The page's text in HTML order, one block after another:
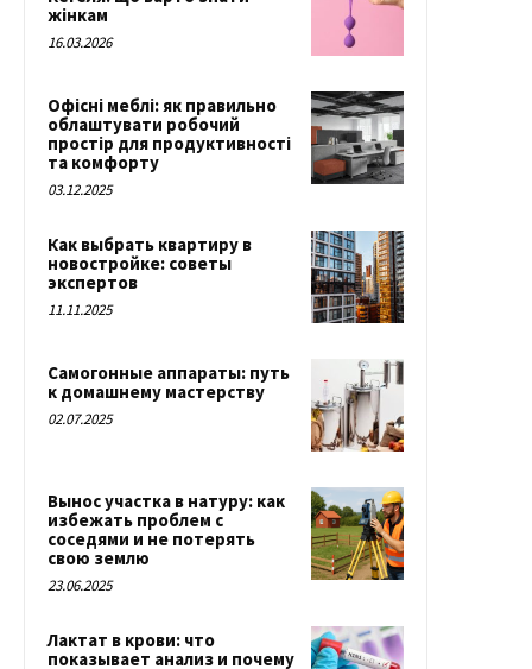
жінкам
16.03.2026
Офісні меблі: як правильно
облаштувати робочий
простір для продуктивності
та комфорту
03.12.2025
Как выбрать квартиру в
новостройке: советы
экспертов
11.11.2025
Самогонные аппараты: путь
к домашнему мастерству
02.07.2025
Вынос участка в натуру: как
избежать проблем с
соседями и не потерять
свою землю
23.06.2025
Лактат в крови: что
показывает анализ и почему